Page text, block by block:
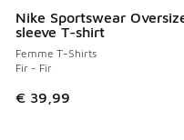
Nike Sportswear
sleeve T-shirt
Femme T-Shirts
Fir - Fir
€ 39,99